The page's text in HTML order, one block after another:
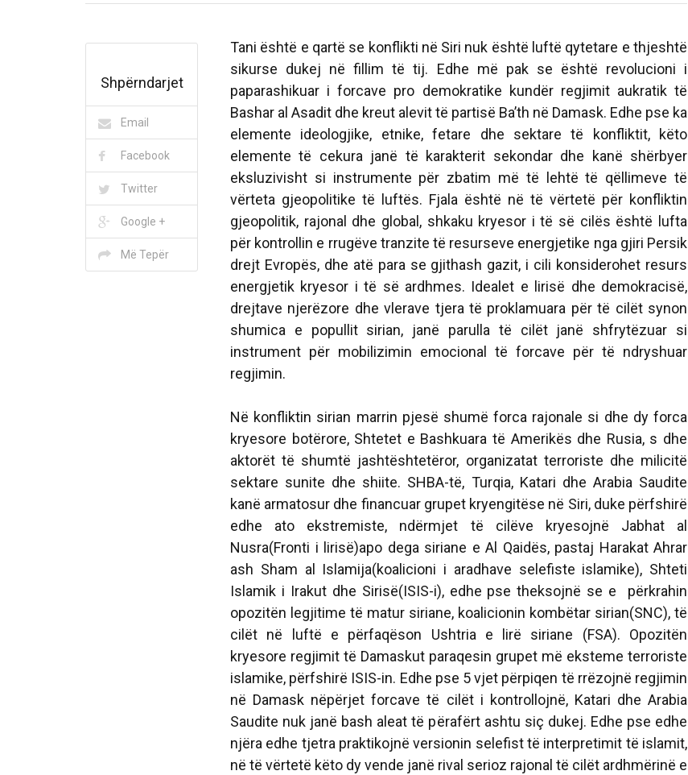
Shpërndarjet
Email
Facebook
Twitter
Google +
Më Tepër
Tani është e qartë se konflikti në Siri nuk është luftë qytetare e thjeshtë
sikurse dukej në fillim të tij. Edhe më pak se është revolucioni i
paparashikuar i forcave pro demokratike kundër regjimit aukratik të
Bashar al Asadit dhe kreut alevit të partisë Ba’th në Damask. Edhe pse ka
elemente ideologjike, etnike, fetare dhe sektare të konfliktit, këto
elemente të cekura janë të karakterit sekondar dhe kanë shërbyer
eksluzivisht si instrumente për zbatim më të lehtë të qëllimeve të
vërteta gjeopolitike të luftës. Fjala është në të vërtetë për konfliktin
gjeopolitik, rajonal dhe global, shkaku kryesor i të së cilës është lufta
për kontrollin e rrugëve tranzite të resurseve energjetike nga gjiri Persik
drejt Evropës, dhe atë para se gjithash gazit, i cili konsiderohet resurs
energjetik kryesor i të së ardhmes. Idealet e lirisë dhe demokracisë,
drejtave njerëzore dhe vlerave tjera të proklamuara për të cilët synon
shumica e popullit sirian, janë parulla të cilët janë shfrytëzuar si
instrument për mobilizimin emocional të forcave për të ndryshuar
regjimin.
Në konfliktin sirian marrin pjesë shumë forca rajonale si dhe dy forca
kryesore botërore, Shtetet e Bashkuara të Amerikës dhe Rusia, s dhe
aktorët të shumtë jashtështetëror, organizatat terroriste dhe milicitë
sektare sunite dhe shiite. SHBA-të, Turqia, Katari dhe Arabia Saudite
kanë armatosur dhe financuar grupet kryengitëse në Siri, duke përfshirë
edhe ato ekstremiste, ndërmjet të cilëve kryesojnë Jabhat al
Nusra(Fronti i lirisë)apo dega siriane e Al Qaidës, pastaj Harakat Ahrar
ash Sham al Islamija(koalicioni i aradhave selefiste islamike), Shteti
Islamik i Irakut dhe Sirisë(ISIS-i), edhe pse theksojnë se e përkrahin
opozitën legjitime të matur siriane, koalicionin kombëtar sirian(SNC), të
cilët në luftë e përfaqëson Ushtria e lirë siriane (FSA). Opozitën
kryesore regjimit të Damaskut paraqesin grupet më eksteme terroriste
islamike, përfshirë ISIS-in. Edhe pse 5 vjet përpiqen të rrëzojnë regjimin
në Damask nëpërjet forcave të cilët i kontrollojnë, Katari dhe Arabia
Saudite nuk janë bash aleat të përafërt ashtu siç dukej. Edhe pse edhe
njëra edhe tjetra praktikojnë versionin selefist të interpretimit të islamit,
në të vërtetë këto dy vende janë rival serioz rajonal të cilët ardhmërinë e